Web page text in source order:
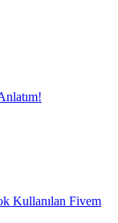
Kullanılan Fivem